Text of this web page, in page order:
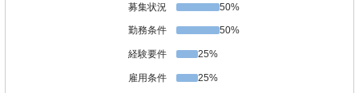
募集状況 50%
勤務条件 50%
経験要件 25%
雇用条件 25%